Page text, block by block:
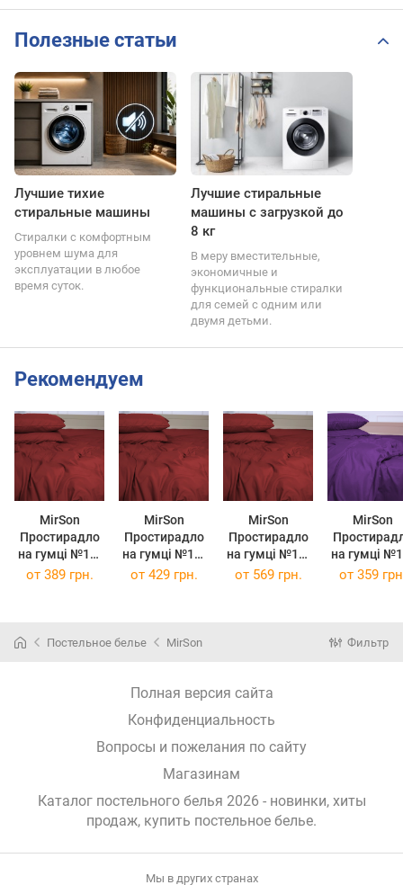
Полезные статьи
Лучшие тихие
стиральные машины
Стиралки с комфортным
уровнем шума для
эксплуатации в любое
время суток.
Лучшие стиральные
машины с загрузкой до
8 кг
В меру вместительные,
экономичные и
функциональные стиралки
для семей с одним или
двумя детьми.
Рекомендуем
MirSon
Простирадло
на гумці №19-
1655 Garnet
MirSon
Простирадло
на гумці №19-
1655 Garnet
MirSon
Простирадло
на гумці №19-
1655 Garnet
MirSon
на гумці №19-
3424
200 см
от 389 грн. от 429 грн. от 569 грн. от 359
Постельное белье MirSon Фильтр
Полная версия сайта
Конфиденциальность
Вопросы и пожелания по сайту
Магазинам
Каталог постельного белья 2026 - новинки, хиты
продаж, купить постельное белье.
Мы в других странах